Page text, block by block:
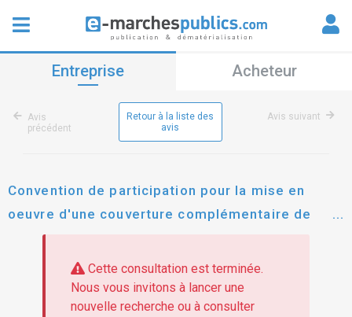
Entreprise Acheteur
Avis
précédent
Retour à la liste des
avis
Avis suivant
Convention de participation pour la mise en
oeuvre d'une couverture complémentaire de
frais de santé à adhésion obligatoire au profit
des agents de la ville et du ccas de la chapelle
d'armentières
Cette consultation est terminée.
Nous vous invitons à lancer une
nouvelle recherche ou à consulter